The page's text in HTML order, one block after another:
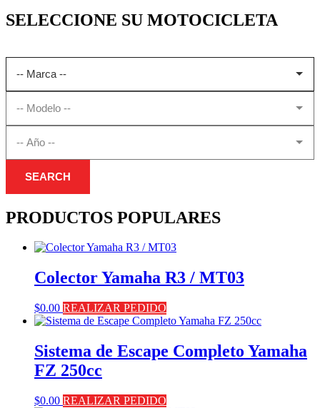
SELECCIONE SU MOTOCICLETA
SEARCH
PRODUCTOS POPULARES
Colector Yamaha R3 / MT03
$0.00 REALIZAR PEDIDO
Sistema de Escape Completo Yamaha
FZ 250cc
$0.00 REALIZAR PEDIDO